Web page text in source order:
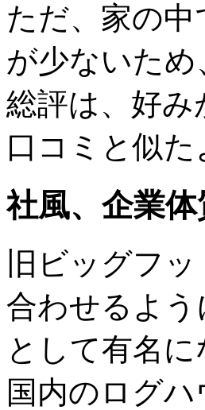
ただ、家の
が少ないた
総評は、好み
口コミと似
社風、企業
旧ビッグフ
合わせるよ
として有名
国内のログ